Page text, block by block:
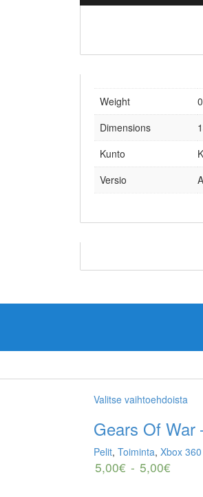
Weight
Dimensions
Kunto
Versio
Valitse vaihtoehdoista
Gears Of War
Pelit, Toiminta, Xbox 360
5,00€ - 5,00€